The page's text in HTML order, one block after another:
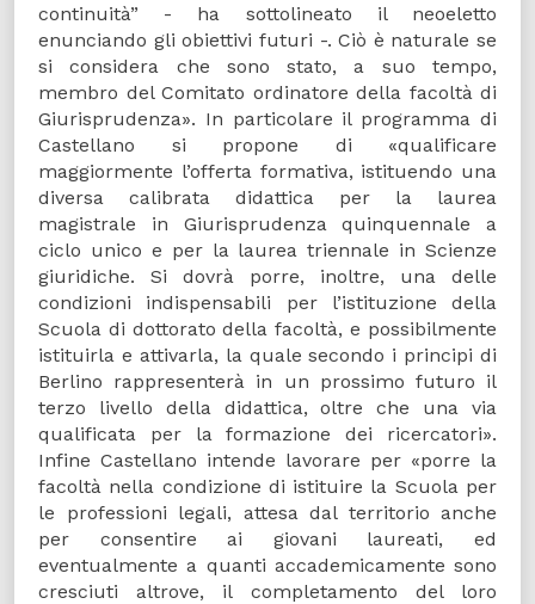
continuità” - ha sottolineato il neoeletto
enunciando gli obiettivi futuri -. Ciò è naturale se
si considera che sono stato, a suo tempo,
membro del Comitato ordinatore della facoltà di
Giurisprudenza». In particolare il programma di
Castellano si propone di «qualificare
maggiormente l’offerta formativa, istituendo una
diversa calibrata didattica per la laurea
magistrale in Giurisprudenza quinquennale a
ciclo unico e per la laurea triennale in Scienze
giuridiche. Si dovrà porre, inoltre, una delle
condizioni indispensabili per l’istituzione della
Scuola di dottorato della facoltà, e possibilmente
istituirla e attivarla, la quale secondo i principi di
Berlino rappresenterà in un prossimo futuro il
terzo livello della didattica, oltre che una via
qualificata per la formazione dei ricercatori».
Infine Castellano intende lavorare per «porre la
facoltà nella condizione di istituire la Scuola per
le professioni legali, attesa dal territorio anche
per consentire ai giovani laureati, ed
eventualmente a quanti accademicamente sono
cresciuti altrove, il completamento del loro